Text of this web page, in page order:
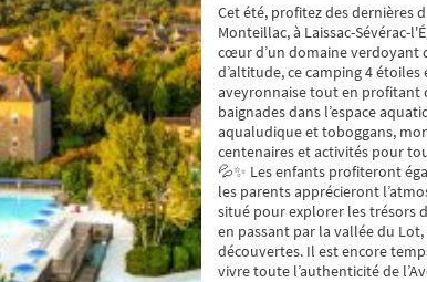
Cet été, profitez des dernières
Monteillac, à Laissac-Sévérac-
cœur d’un domaine verdoyant
d’altitude, ce camping 4
aveyronnaise tout en profitant
baignades dans l’espace
aqualudique et toboggans,
centenaires et activités pour
💦✨ Les enfants profiteront
les parents apprécieront
situé pour explorer les trésors
en passant par la vallée du
découvertes. Il est encore
vivre toute l’authenticité de